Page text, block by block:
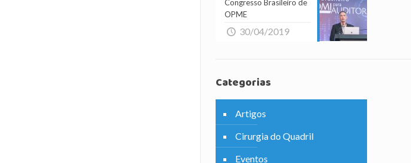
Congresso Brasileiro de
OPME
30/04/2019
Categorias
Artigos
Cirurgia do Quadril
Eventos